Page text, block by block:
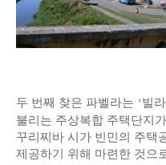
두 번째 찾은 파벨라는 ‘빌
불리는 주상복합 주택단지
꾸리찌바 시가 빈민의 주택
제공하기 위해 마련한 것으